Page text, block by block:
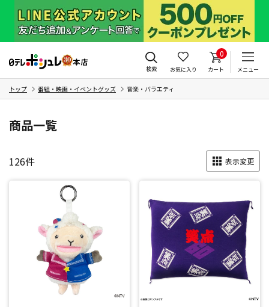
検索 お気に入り
0
カート メニュー
トップ 番組・映画・イベントグッズ 音楽・バラエティ
商品一覧
126件 表示変更